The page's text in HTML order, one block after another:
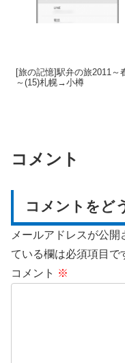
[旅の記憶]駅弁の旅2011～
～(15)札幌→小樽
コメント
コメントをど
メールアドレスが公開
ている欄は必須項目で
コメント ※